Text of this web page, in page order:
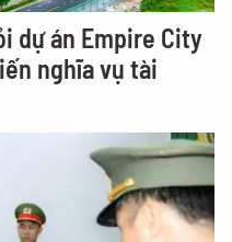
dự án Empire City
nghĩa vụ tài